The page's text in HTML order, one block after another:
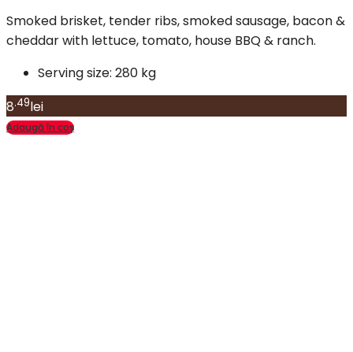
Smoked brisket, tender ribs, smoked sausage, bacon &
cheddar with lettuce, tomato, house BBQ & ranch.
Serving size: 280 kg
8.49lei
Adaugă în coș